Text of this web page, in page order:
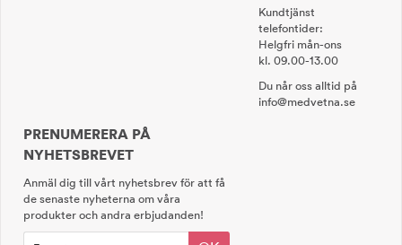
Kundtjänst
telefontider:
Helgfri mån-ons
kl. 09.00-13.00
Du når oss alltid på
info@medvetna.se
PRENUMERERA PÅ
NYHETSBREVET
Anmäl dig till vårt nyhetsbrev för att få
de senaste nyheterna om våra
produkter och andra erbjudanden!